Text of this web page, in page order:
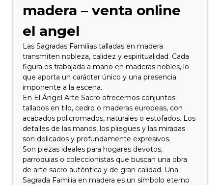
madera – venta online
el angel
Las Sagradas Familias talladas en madera
transmiten nobleza, calidez y espiritualidad. Cada
figura es trabajada a mano en maderas nobles, lo
que aporta un carácter único y una presencia
imponente a la escena.
En El Ángel Arte Sacro ofrecemos conjuntos
tallados en tilo, cedro o maderas europeas, con
acabados policromados, naturales o estofados. Los
detalles de las manos, los pliegues y las miradas
son delicados y profundamente expresivos.
Son piezas ideales para hogares devotos,
parroquias o coleccionistas que buscan una obra
de arte sacro auténtica y de gran calidad. Una
Sagrada Familia en madera es un símbolo eterno